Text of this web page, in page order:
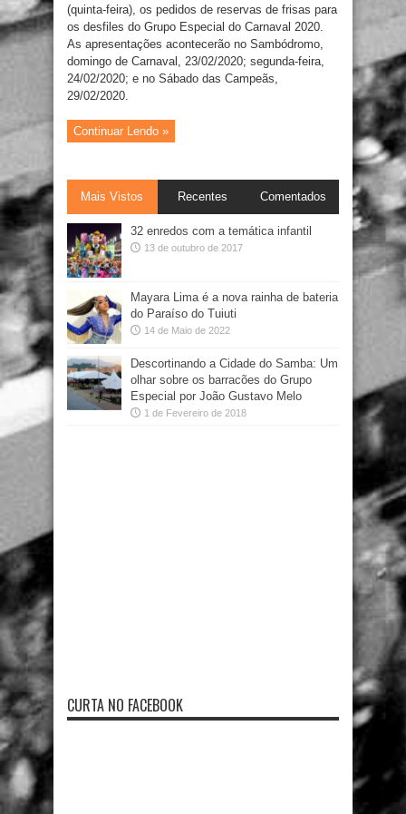
(quinta-feira), os pedidos de reservas de frisas para
os desfiles do Grupo Especial do Carnaval 2020.
As apresentações acontecerão no Sambódromo,
domingo de Carnaval, 23/02/2020; segunda-feira,
24/02/2020; e no Sábado das Campeãs,
29/02/2020.
Continuar Lendo »
Mais Vistos Recentes Comentados
32 enredos com a temática infantil
13 de outubro de 2017
Mayara Lima é a nova rainha de bateria
do Paraíso do Tuiuti
14 de Maio de 2022
Descortinando a Cidade do Samba: Um
olhar sobre os barracões do Grupo
Especial por João Gustavo Melo
1 de Fevereiro de 2018
CURTA NO FACEBOOK